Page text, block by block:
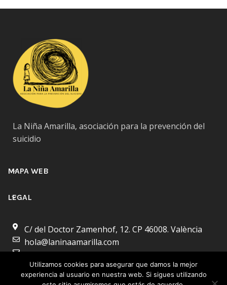
La Niña Amarilla, asociación para la prevención del
suicidio
MAPA WEB
LEGAL
C/ del Doctor Zamenhof, 12. CP 46008. València
hola@laninaamarilla.com
secretaria@laninaamarilla.com
Utilizamos cookies para asegurar que damos la mejor
experiencia al usuario en nuestra web. Si sigues utilizando